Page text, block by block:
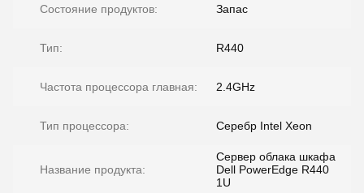
Состояние продуктов: Запас
Тип: R440
Частота процессора главная: 2.4GHz
Тип процессора: Серебр Intel Xeon
Название продукта:
Сервер облака шкафа
Dell PowerEdge R440
1U